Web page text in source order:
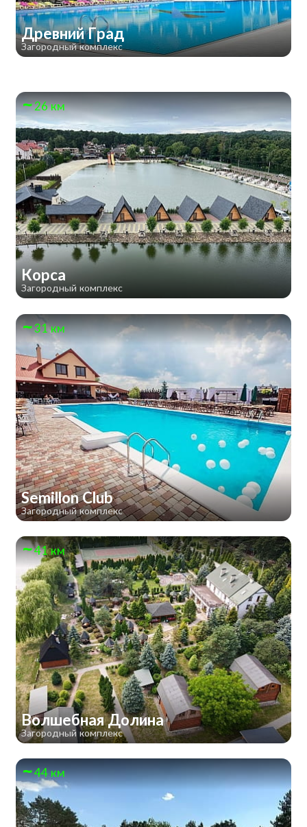
Древний Град
Загородный комплекс
26 км
Корса
Загородный комплекс
31 км
Semillon Club
Загородный комплекс
41 км
Волшебная Долина
Загородный комплекс
44 км